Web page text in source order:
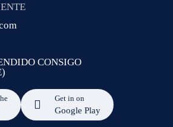
CONSIGO
Get in on
Google Play